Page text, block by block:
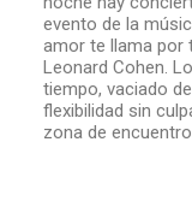
evento de la
amor te llama por
Leonard Cohen.
tiempo, vaciado
flexibilidad sin
zona de